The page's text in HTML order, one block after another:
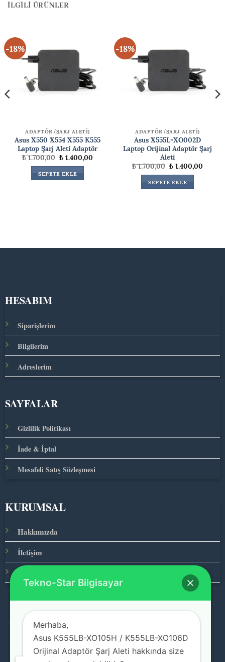
İLGILI ÜRÜNLER
-18%
ADAPTÖR (ŞARJ ALETİ)
Asus X550 X554 X555 K555
Laptop Şarj Aleti Adaptör
₺1.700,00Orijinal
fiyat:
₺ 1.700,00.
₺1.400,00Şu
SEPETE EKLE
-18%
ADAPTÖR (ŞARJ ALETİ)
Asus X555L-XO002D
Laptop Orijinal Adaptör Şarj
Aleti
₺1.700,00Orijinal
fiyat:
₺ 1.700,00.
₺1.400,00
SEPETE EKLE
HESABIM
Siparişlerim
Bilgilerim
Adreslerim
SAYFALAR
Gizlilik Politikası
İade & İptal
Mesafeli Satış Sözleşmesi
KURUMSAL
Hakkımızda
İletişim
© 2026 Teknolojinin Starı
Tekno-Star Bilgisayar
Merhaba,
Asus K555LB-XO105H / K555LB-XO106D
Orijinal Adaptör Şarj Aleti hakkında size